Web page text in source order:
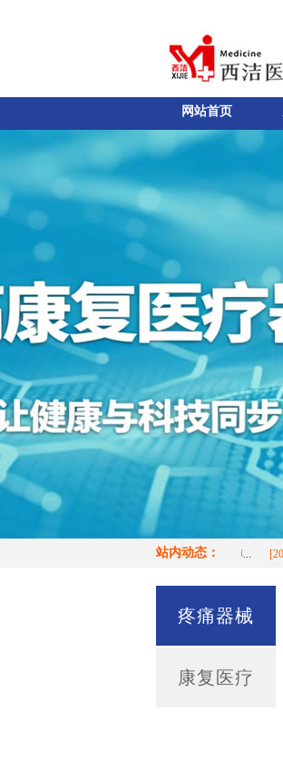
网站首页
站内动态：
山西医科大学第二医院神经外科郝政衡博...
疼痛器械
康复医疗